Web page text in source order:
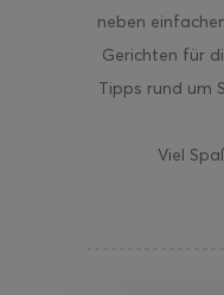
neben
Gerichten für
Tipps rund um
Viel